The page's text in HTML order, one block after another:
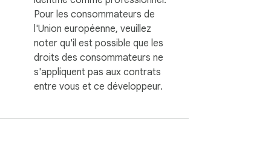
Pour les consommateurs de
l'Union européenne, veuillez
noter qu'il est possible que les
droits des consommateurs ne
s'appliquent pas aux contrats
entre vous et ce développeur.